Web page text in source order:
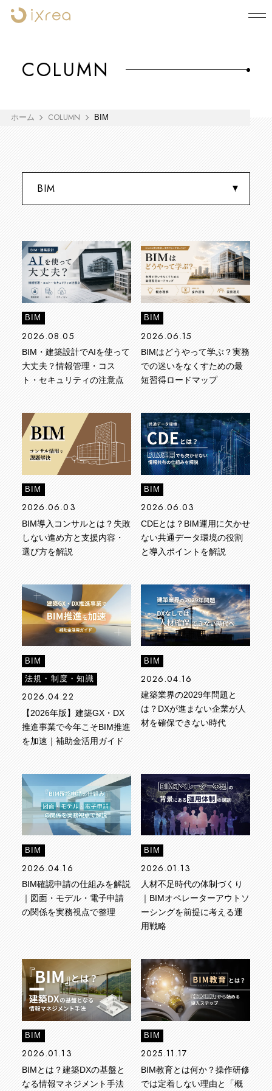
COLUMN
ホーム COLUMN BIM
BIM
2026.08.05
BIM・建築設計でAIを使って
大丈夫？情報管理・コス
ト・セキュリティの注意点
BIM
2026.06.15
BIMはどうやって学ぶ？実務
での迷いをなくすための最
短習得ロードマップ
BIM
2026.06.03
BIM導入コンサルとは？失敗
しない進め方と支援内容・
選び方を解説
BIM
2026.06.03
CDEとは？BIM運用に欠かせ
ない共通データ環境の役割
と導入ポイントを解説
BIM
法規・制度・知識
2026.04.22
【2026年版】建築GX・DX
推進事業で今年こそBIM推進
を加速｜補助金活用ガイド
BIM
2026.04.16
建築業界の2029年問題と
は？DXが進まない企業が人
材を確保できない時代
BIM
2026.04.16
BIM確認申請の仕組みを解説
｜図面・モデル・電子申請
の関係を実務視点で整理
BIM
2026.01.13
人材不足時代の体制づくり
｜BIMオペレーターアウトソ
ーシングを前提に考える運
用戦略
BIM
2026.01.13
BIMとは？建築DXの基盤と
なる情報マネジメント手法
BIM
2025.11.17
BIM教育とは何か？操作研修
では定着しない理由と「概